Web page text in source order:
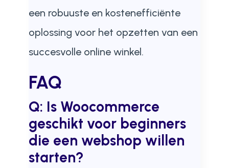
een robuuste en kostenefficiënte
oplossing voor het opzetten van een
succesvolle online winkel.
FAQ
Q: Is Woocommerce
geschikt voor beginners
die een webshop willen
starten?